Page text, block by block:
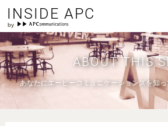
INSIDE APC
ABOUT THIS
あなたにエーピーコミュニケーションズを知